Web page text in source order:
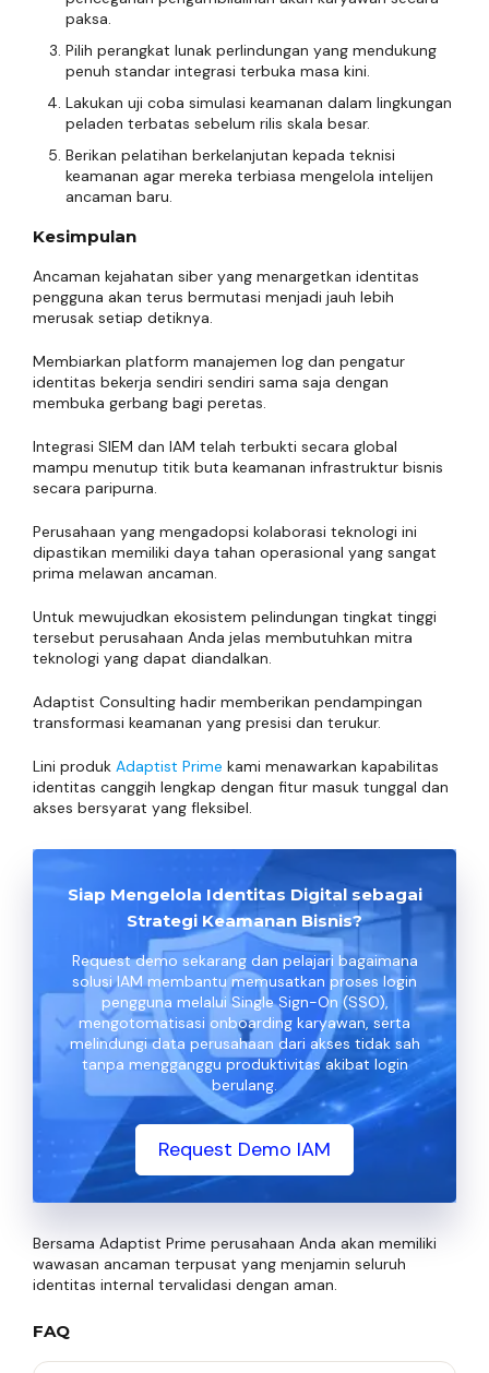
paksa.
Pilih perangkat lunak perlindungan yang mendukung
penuh standar integrasi terbuka masa kini.
Lakukan uji coba simulasi keamanan dalam lingkungan
peladen terbatas sebelum rilis skala besar.
Berikan pelatihan berkelanjutan kepada teknisi
keamanan agar mereka terbiasa mengelola intelijen
ancaman baru.
Kesimpulan
Ancaman kejahatan siber yang menargetkan identitas
pengguna akan terus bermutasi menjadi jauh lebih
merusak setiap detiknya.
Membiarkan platform manajemen log dan pengatur
identitas bekerja sendiri sendiri sama saja dengan
membuka gerbang bagi peretas.
Integrasi SIEM dan IAM telah terbukti secara global
mampu menutup titik buta keamanan infrastruktur bisnis
secara paripurna.
Perusahaan yang mengadopsi kolaborasi teknologi ini
dipastikan memiliki daya tahan operasional yang sangat
prima melawan ancaman.
Untuk mewujudkan ekosistem pelindungan tingkat tinggi
tersebut perusahaan Anda jelas membutuhkan mitra
teknologi yang dapat diandalkan.
Adaptist Consulting hadir memberikan pendampingan
transformasi keamanan yang presisi dan terukur.
Lini produk Adaptist Prime kami menawarkan kapabilitas
identitas canggih lengkap dengan fitur masuk tunggal dan
akses bersyarat yang fleksibel.
Siap Mengelola Identitas Digital sebagai
Strategi Keamanan Bisnis?
Request demo sekarang dan pelajari bagaimana
solusi IAM membantu memusatkan proses login
pengguna melalui Single Sign-On (SSO),
mengotomatisasi onboarding karyawan, serta
melindungi data perusahaan dari akses tidak sah
tanpa mengganggu produktivitas akibat login
berulang.
Request Demo IAM
Bersama Adaptist Prime perusahaan Anda akan memiliki
wawasan ancaman terpusat yang menjamin seluruh
identitas internal tervalidasi dengan aman.
FAQ